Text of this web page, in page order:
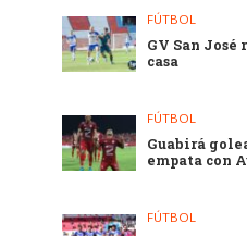
FÚTBOL
GV San José
casa
FÚTBOL
Guabirá
empata con
FÚTBOL